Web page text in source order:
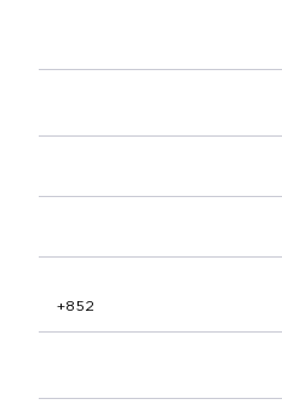
+852